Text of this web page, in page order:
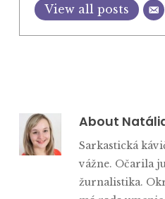
View all posts
About
Sarkastická
vážne. Očarila
žurnalistika.